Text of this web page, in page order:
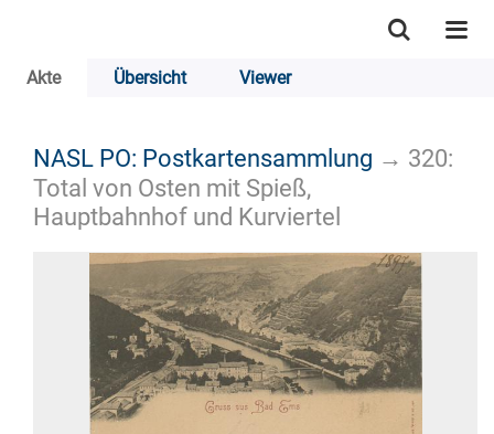
Akte Übersicht Viewer
NASL PO: Postkartensammlung → 320:
Total von Osten mit Spieß,
Hauptbahnhof und Kurviertel